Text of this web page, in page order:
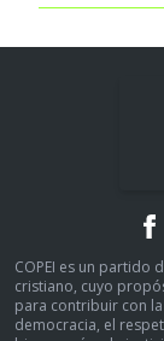
COPEI es un partido
cristiano, cuyo
para contribuir con
democracia, el